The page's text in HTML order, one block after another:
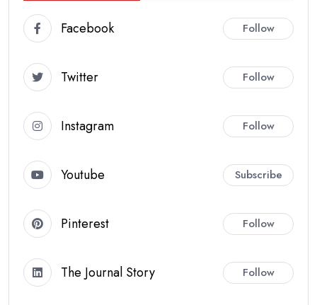
Facebook Follow
Twitter Follow
Instagram Follow
Youtube Subscribe
Pinterest Follow
The Journal Story Follow